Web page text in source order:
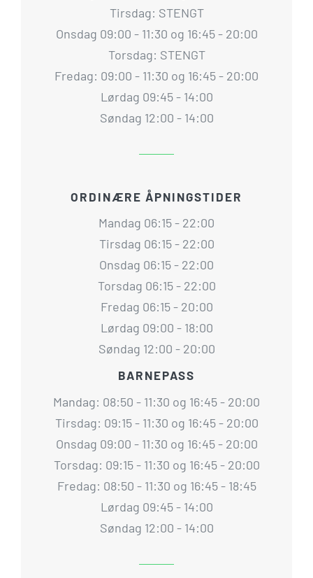
Tirsdag: STENGT
Onsdag 09:00 - 11:30 og 16:45 - 20:00
Torsdag: STENGT
Fredag: 09:00 - 11:30 og 16:45 - 20:00
Lørdag 09:45 - 14:00
Søndag 12:00 - 14:00
ORDINÆRE ÅPNINGSTIDER
Mandag 06:15 - 22:00
Tirsdag 06:15 - 22:00
Onsdag 06:15 - 22:00
Torsdag 06:15 - 22:00
Fredag 06:15 - 20:00
Lørdag 09:00 - 18:00
Søndag 12:00 - 20:00
BARNEPASS
Mandag: 08:50 - 11:30 og 16:45 - 20:00
Tirsdag: 09:15 - 11:30 og 16:45 - 20:00
Onsdag 09:00 - 11:30 og 16:45 - 20:00
Torsdag: 09:15 - 11:30 og 16:45 - 20:00
Fredag: 08:50 - 11:30 og 16:45 - 18:45
Lørdag 09:45 - 14:00
Søndag 12:00 - 14:00